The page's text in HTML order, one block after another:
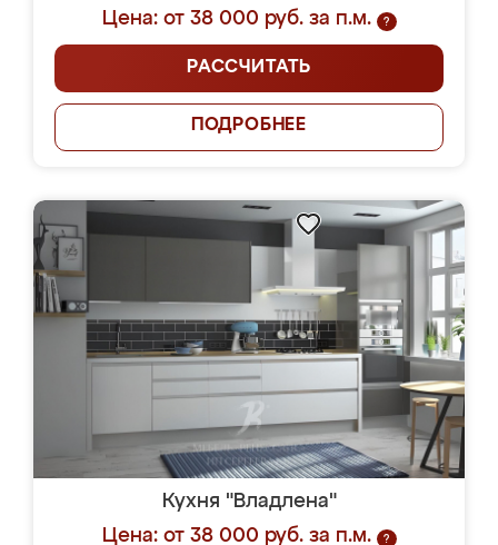
Цена: от 38 000 руб. за п.м.
?
РАССЧИТАТЬ
ПОДРОБНЕЕ
Кухня "Владлена"
Цена: от 38 000 руб. за п.м.
?